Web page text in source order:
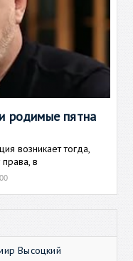
родимые пятна
возникает тогда,
в
Высоцкий